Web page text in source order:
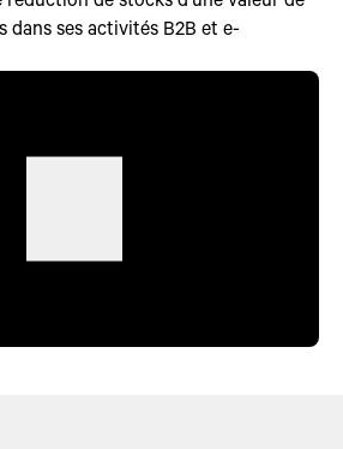
dans ses activités B2B et e-